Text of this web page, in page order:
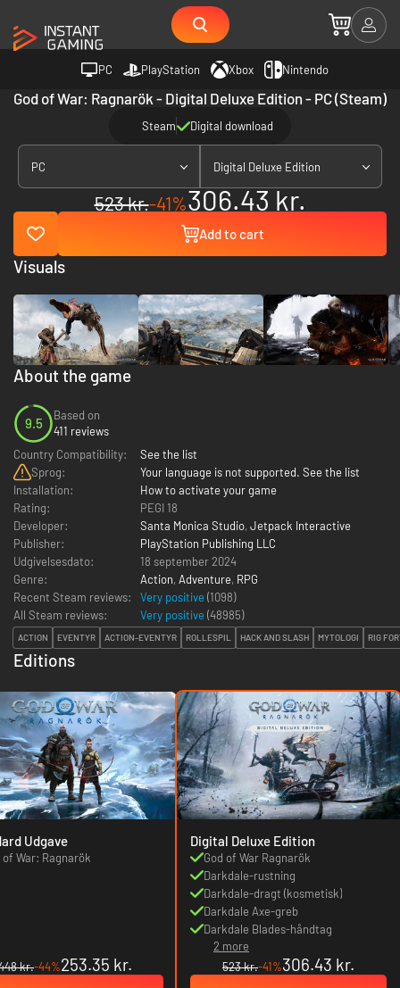
PC PlayStation Xbox Nintendo
God of War: Ragnarök - Digital Deluxe Edition - PC (Steam)
Steam Digital download
PC Digital Deluxe Edition
523 kr.-41%306.43 kr.
Add to cart
About the game
9.5
Based on
411 reviews
Country Compatibility:
See the list
Sprog:
Your language is not supported. See the list
Installation:
How to activate your game
Rating:
PEGI 18
Developer:
Santa Monica Studio, Jetpack Interactive
Publisher:
PlayStation Publishing LLC
Udgivelsesdato:
18 september 2024
Genre:
Action, Adventure, RPG
Recent Steam reviews:
Very positive (1098)
All Steam reviews:
Very positive (48985)
ACTION EVENTYR ACTION-EVENTYR ROLLESPIL HACK AND SLASH MYTOLOGI RIG
Editions
Udgave
of War: Ragnarök
kr.-44%253.35 kr.
Digital Deluxe Edition
God of War Ragnarök
Darkdale-rustning
Darkdale-dragt (kosmetisk)
Darkdale Axe-greb
Darkdale Blades-håndtag
2 more
523 kr.-41%306.43 kr.
Visuals